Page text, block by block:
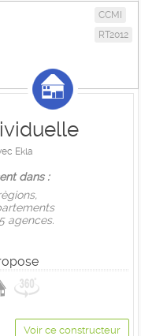
CCMI
RT2012
Ekla
dans :
agences.
Voir ce constructeur